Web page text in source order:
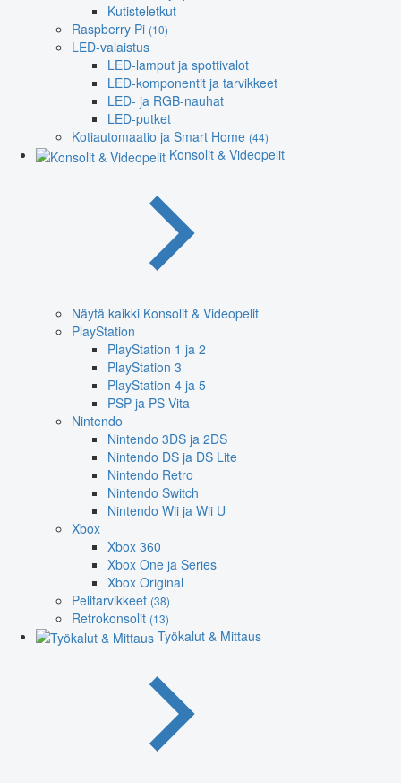
Kutisteletkut
Raspberry Pi (10)
LED-valaistus
LED-lamput ja spottivalot
LED-komponentit ja tarvikkeet
LED- ja RGB-nauhat
LED-putket
Kotiautomaatio ja Smart Home (44)
Konsolit & Videopelit
Näytä kaikki Konsolit & Videopelit
PlayStation
PlayStation 1 ja 2
PlayStation 3
PlayStation 4 ja 5
PSP ja PS Vita
Nintendo
Nintendo 3DS ja 2DS
Nintendo DS ja DS Lite
Nintendo Retro
Nintendo Switch
Nintendo Wii ja Wii U
Xbox
Xbox 360
Xbox One ja Series
Xbox Original
Pelitarvikkeet (38)
Retrokonsolit (13)
Työkalut & Mittaus